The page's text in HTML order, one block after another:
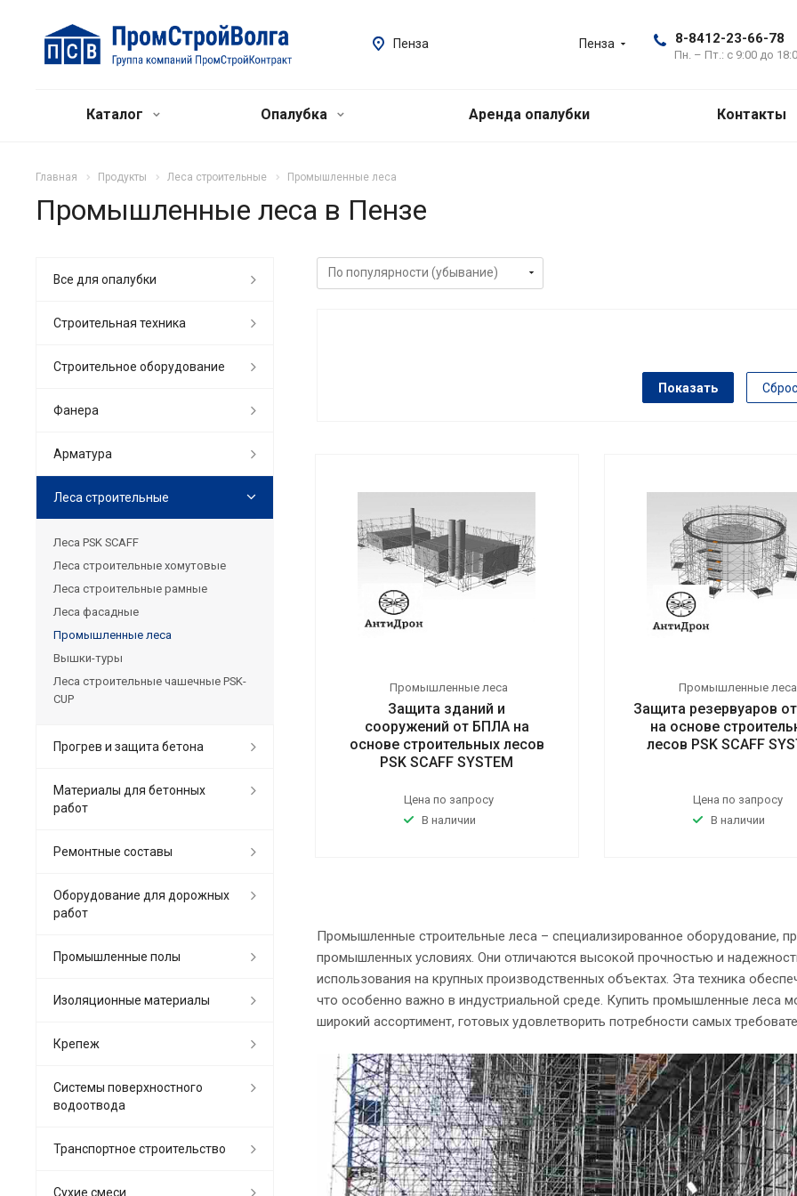
Пенза 8-8412-23-66-78
Пн. – Пт.: с 9:00 до
Пенза
Каталог Опалубка Аренда опалубки Контакты
Главная Продукты Леса строительные Промышленные леса
Промышленные леса в Пензе
Промышленные леса
Защита зданий и
сооружений от БПЛА на
основе строительных лесов
PSK SCAFF SYSTEM
Цена по запросу
В наличии
Промышленные леса
Защита резервуаров
на основе
лесов PSK SCAFF
Цена по запросу
В наличии
Промышленные строительные леса – специализированное оборудование,
промышленных условиях. Они отличаются высокой прочностью и
использования на крупных производственных объектах. Эта техника
что особенно важно в индустриальной среде. Купить промышленные леса
широкий ассортимент, готовых удовлетворить потребности самых
Все для опалубки
Строительная техника
Строительное оборудование
Фанера
Арматура
Леса строительные
Леса PSK SCAFF
Леса строительные хомутовые
Леса строительные рамные
Леса фасадные
Промышленные леса
Вышки-туры
Леса строительные чашечные PSK-
CUP
Прогрев и защита бетона
Материалы для бетонных
работ
Ремонтные составы
Оборудование для дорожных
работ
Промышленные полы
Изоляционные материалы
Крепеж
Системы поверхностного
водоотвода
Транспортное строительство
Сухие смеси